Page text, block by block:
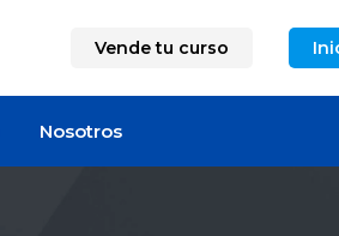
Vende tu curso
Nosotros